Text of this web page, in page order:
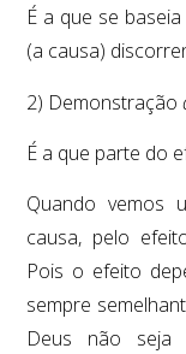
É a que se
(a causa)
2) Demonstração
É a que parte do
Quando vemos
causa, pelo
Pois o efeito
sempre
Deus não seja